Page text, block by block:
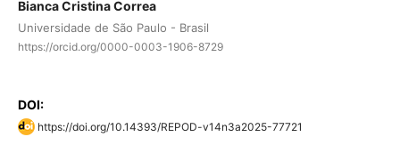
Bianca Cristina Correa
Universidade de São Paulo - Brasil
https://orcid.org/0000-0003-1906-8729
DOI:
https://doi.org/10.14393/REPOD-v14n3a2025-77721